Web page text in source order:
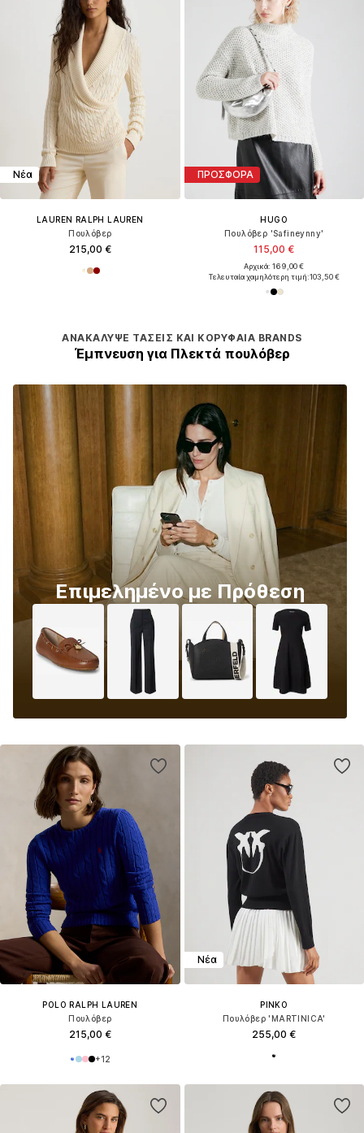
Νέα
LAUREN RALPH LAUREN
Πουλόβερ
215,00 €
ΠΡΟΣΦΟΡΑ
HUGO
Πουλόβερ 'Safineynny'
115,00 €
Αρχικά: 169,00 €
Τελευταία χαμηλότερη τιμή:103,50 €
POLO RALPH LAUREN
Πουλόβερ
215,00 €
+12
ΑΝΑΚΆΛΥΨΕ ΤΆΣΕΙΣ ΚΑΙ ΚΟΡΥΦΑΊΑ BRANDS
Έμπνευση για Πλεκτά πουλόβερ
Επιμελημένο με Πρόθεση
Νέα
PINKO
Πουλόβερ 'MARTINICA'
255,00 €